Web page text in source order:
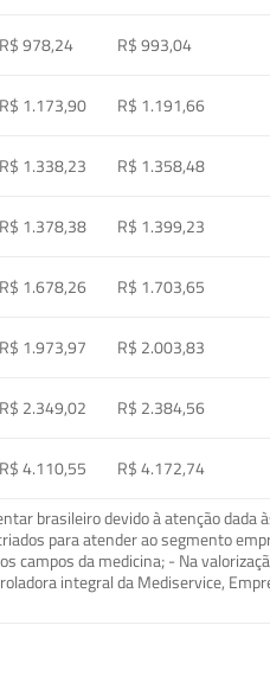
R$ 978,24 R$ 993,04
R$ 1.173,90 R$ 1.191,66
R$ 1.338,23 R$ 1.358,48
R$ 1.378,38 R$ 1.399,23
R$ 1.678,26 R$ 1.703,65
R$ 1.973,97 R$ 2.003,83
R$ 2.349,02 R$ 2.384,56
R$ 4.110,55 R$ 4.172,74
brasileiro devido à atenção
para atender ao segmento
campos da medicina; - Na
integral da Mediservice,